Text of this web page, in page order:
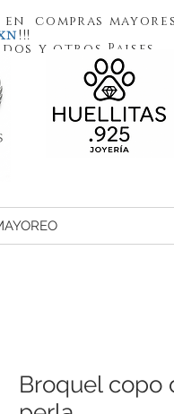
compras
!!!
y otros Paises
Broquel copo